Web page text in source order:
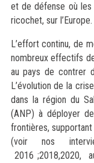
et de défense où les
ricochet, sur l’Europe.
L’effort continu, de
nombreux effectifs
au pays de contrer
L’évolution de la
dans la région du
(ANP) à déployer
frontières, supportant
(voir nos
2016 ;2018,2020,